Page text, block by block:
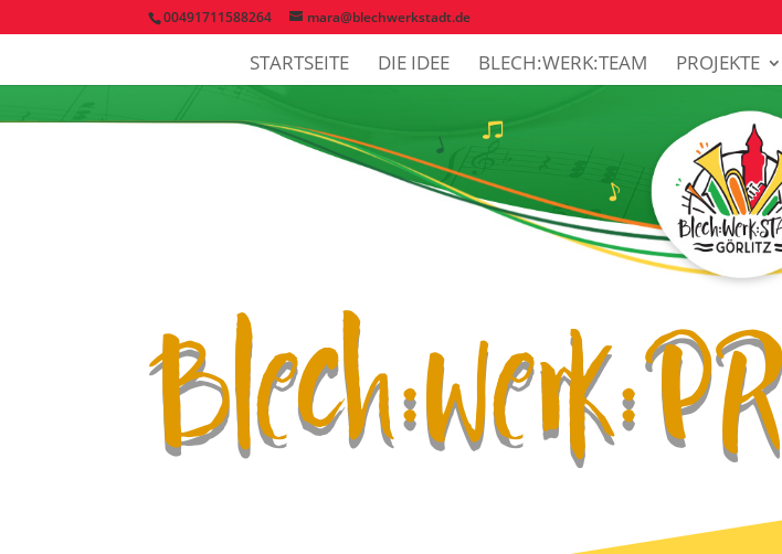
00491711588264 mara@blechwerkstadt.de
STARTSEITE DIE IDEE BLECH:WERK:TEAM PROJEKTE